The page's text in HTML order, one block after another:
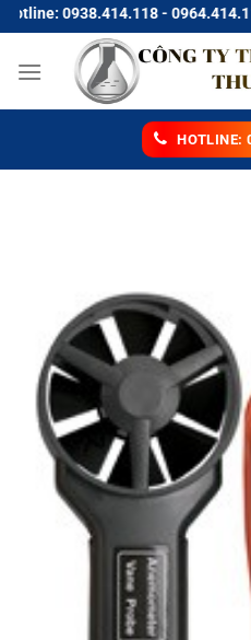
Chuyển
đến
nội
0938.414.118 - 0964.414.118
HOTLINE: